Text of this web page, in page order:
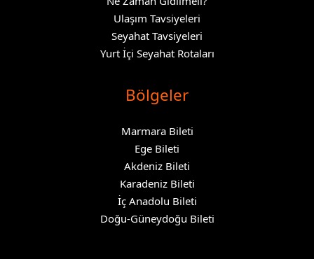
Ulaşım Tavsiyeleri
Seyahat Tavsiyeleri
Yurt İçi Seyahat Rotaları
Bölgeler
Marmara Bileti
Ege Bileti
Akdeniz Bileti
Karadeniz Bileti
İç Anadolu Bileti
Doğu-Güneydoğu Bileti